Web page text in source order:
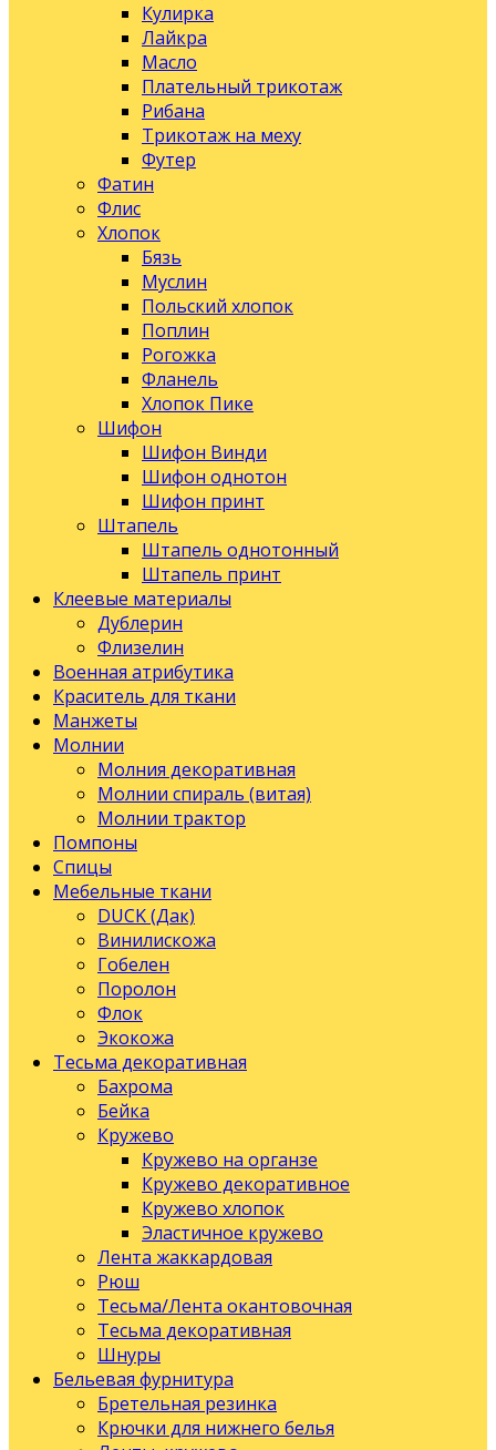
Кулирка
Лайкра
Масло
Плательный трикотаж
Рибана
Трикотаж на меху
Футер
Фатин
Флис
Хлопок
Бязь
Муслин
Польский хлопок
Поплин
Рогожка
Фланель
Хлопок Пике
Шифон
Шифон Винди
Шифон однотон
Шифон принт
Штапель
Штапель однотонный
Штапель принт
Клеевые материалы
Дублерин
Флизелин
Военная атрибутика
Краситель для ткани
Манжеты
Молнии
Молния декоративная
Молнии спираль (витая)
Молнии трактор
Помпоны
Спицы
Мебельные ткани
DUCK (Дак)
Винилискожа
Гобелен
Поролон
Флок
Экокожа
Тесьма декоративная
Бахрома
Бейка
Кружево
Кружево на органзе
Кружево декоративное
Кружево хлопок
Эластичное кружево
Лента жаккардовая
Рюш
Тесьма/Лента окантовочная
Тесьма декоративная
Шнуры
Бельевая фурнитура
Бретельная резинка
Крючки для нижнего белья